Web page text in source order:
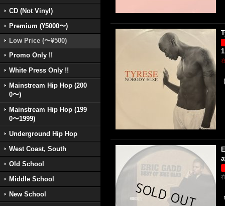
CD (Not Vinyl)
Premium (¥5000〜)
Low Price (〜¥500)
Promo Only !!
White Press Only !!
Mainstream Hip Hop (200
0〜)
Mainstream Hip Hop (199
0〜1999)
Underground Hip Hop
West Coast, South
Old School
Middle School
New School